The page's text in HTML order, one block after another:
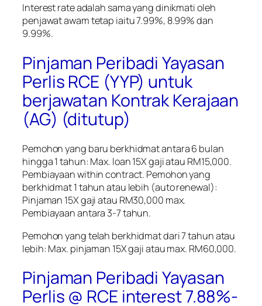
Interest rate adalah sama yang dinikmati oleh
penjawat awam tetap iaitu 7.99%, 8.99% dan
9.99%.
Pinjaman Peribadi Yayasan
Perlis RCE (YYP) untuk
berjawatan Kontrak Kerajaan
(AG) (ditutup)
Pemohon yang baru berkhidmat antara 6 bulan
hingga 1 tahun: Max. loan 15X gaji atau RM15,000.
Pembiayaan within contract. Pemohon yang
berkhidmat 1 tahun atau lebih (auto renewal):
Pinjaman 15X gaji atau RM30,000 max.
Pembiayaan antara 3-7 tahun.
Pemohon yang telah berkhidmat dari 7 tahun atau
lebih: Max. pinjaman 15X gaji atau max. RM60,000.
Pinjaman Peribadi Yayasan
Perlis @ RCE interest 7.88%-